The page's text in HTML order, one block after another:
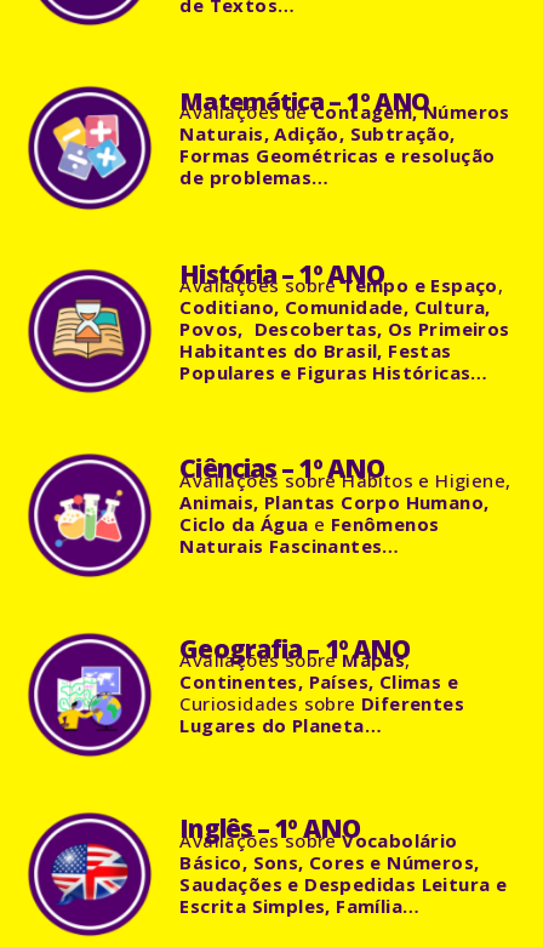
de Textos…
Matemática – 1º ANO
Avaliações deContagem, Números
Naturais, Adição, Subtração,
Formas Geométricas e resolução
de problemas…
História – 1º ANO
Avaliações sobreTempo e Espaço,
Coditiano, Comunidade, Cultura,
Povos, Descobertas, Os Primeiros
Habitantes do Brasil, Festas
Populares e Figuras Históricas…
Ciências – 1º ANO
Avaliações sobre Hábitos e Higiene,
Animais, Plantas Corpo Humano,
Ciclo da Água e Fenômenos
Naturais Fascinantes…
Geografia – 1º ANO
Avaliações sobreMapas,
Continentes, Países, Climas e
Curiosidades sobre Diferentes
Lugares do Planeta…
Inglês – 1º ANO
Avaliações sobreVocabolário
Básico, Sons, Cores e Números,
Saudações e Despedidas Leitura e
Escrita Simples, Família…